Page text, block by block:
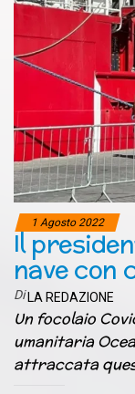
1 Agosto 2022
Il
nave con
Di LA REDAZIONE
Un focolaio
umanitaria
attraccata